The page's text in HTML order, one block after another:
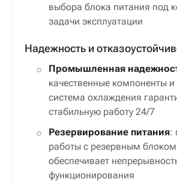
выбора блока питания под
задачи эксплуатации
Надежность и
Промышленная
качественные компоненты
система охлаждения
стабильную работу 24/7
Резервирование питания:
работы с резервным
обеспечивает
функционирования